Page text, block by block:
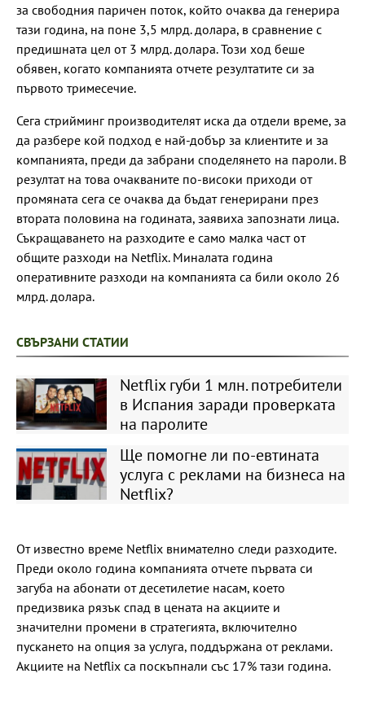
за свободния паричен поток, който очаква да генерира
тази година, на поне 3,5 млрд. долара, в сравнение с
предишната цел от 3 млрд. долара. Този ход беше
обявен, когато компанията отчете резултатите си за
първото тримесечие.
Сега стрийминг производителят иска да отдели време, за
да разбере кой подход е най-добър за клиентите и за
компанията, преди да забрани споделянето на пароли. В
резултат на това очакваните по-високи приходи от
промяната сега се очаква да бъдат генерирани през
втората половина на годината, заявиха запознати лица.
Съкращаването на разходите е само малка част от
общите разходи на Netflix. Миналата година
оперативните разходи на компанията са били около 26
млрд. долара.
СВЪРЗАНИ СТАТИИ
Netflix губи 1 млн. потребители
в Испания заради проверката
на паролите
Ще помогне ли по-евтината
услуга с реклами на бизнеса на
Netflix?
От известно време Netflix внимателно следи разходите.
Преди около година компанията отчете първата си
загуба на абонати от десетилетие насам, което
предизвика рязък спад в цената на акциите и
значителни промени в стратегията, включително
пускането на опция за услуга, поддържана от реклами.
Акциите на Netflix са поскъпнали със 17% тази година.